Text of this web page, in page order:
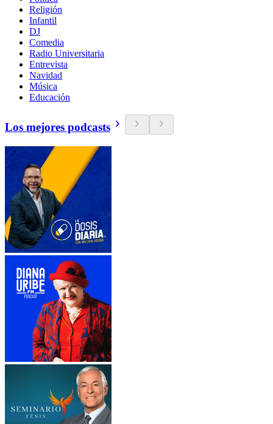
Religión
Infantil
DJ
Comedia
Radio Universitaria
Entrevista
Navidad
Música
Educación
Los mejores podcasts